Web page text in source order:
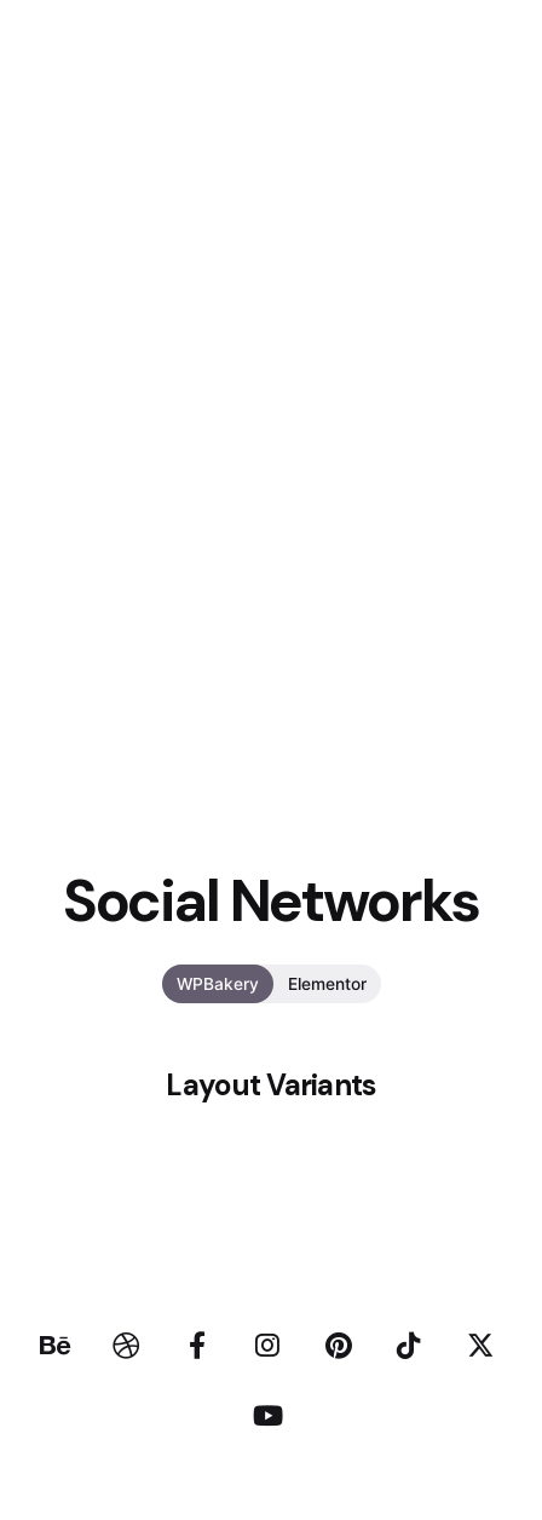
Social Networks
WPBakery Elementor
Layout Variants